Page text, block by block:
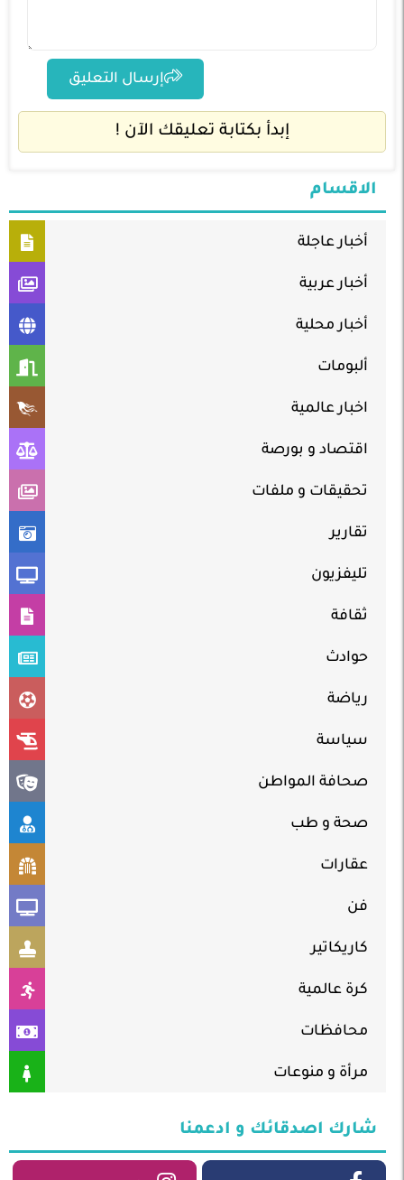
إرسال التعليق
إبدأ بكتابة تعليقك الآن !
الاقسام
أخبار عاجلة
أخبار عربية
أخبار محلية
ألبومات
اخبار عالمية
اقتصاد و بورصة
تحقيقات و ملفات
تقارير
تليفزيون
ثقافة
حوادث
رياضة
سياسة
صحافة المواطن
صحة و طب
عقارات
فن
كاريكاتير
كرة عالمية
محافظات
مرأة و منوعات
شارك اصدقائك و ادعمنا